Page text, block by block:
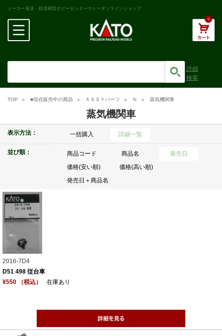
メーカー直送・鉄道模型ホビーセンターカトーオンラインショップ
0
詳細
検索
TOP ■現在販売中の商品 ＡＳＳＹパーツ Ｎ 蒸気機関車
蒸気機関車
表示方法： 一括購入 詳細一覧
並び順： 商品コード 商品名
発売日
価格(安い順)
価格(高い順)
発売日＋商品名
2016-7D4
D51 498 従台車
¥550 （税込）
在庫あり